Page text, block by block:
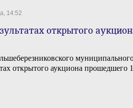
14:52
открытого
открытого аукциона прошедшего